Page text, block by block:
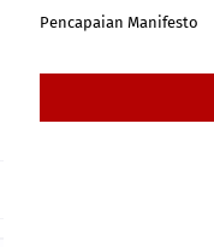
Pencapaian Manifesto